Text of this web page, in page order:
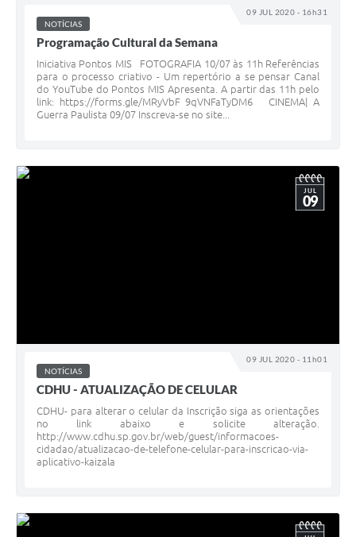
09 JUL 2020 - 16h31
NOTÍCIAS
Programação Cultural da Semana
Iniciativa Pontos MIS FOTOGRAFIA 10/07 às 11h Referências
para o processo criativo - Um repertório a se pensar Canal
do YouTube do Pontos MIS Apresenta. A partir das 11h pelo
link: https://forms.gle/MRyVbF 9qVNFaTyDM6 CINEMA| A
Guerra Paulista 09/07 Inscreva-se no site...
09 JUL 2020 - 11h01
JUL
09
NOTÍCIAS
CDHU - ATUALIZAÇÃO DE CELULAR
CDHU- para alterar o celular da Inscrição siga as orientações
no link abaixo e solicite alteração.
http://www.cdhu.sp.gov.br/web/guest/informacoes-
cidadao/atualizacao-de-telefone-celular-para-inscricao-via-
aplicativo-kaizala